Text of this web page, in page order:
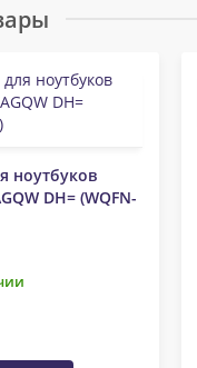
ноутбуков
DH= (WQFN-